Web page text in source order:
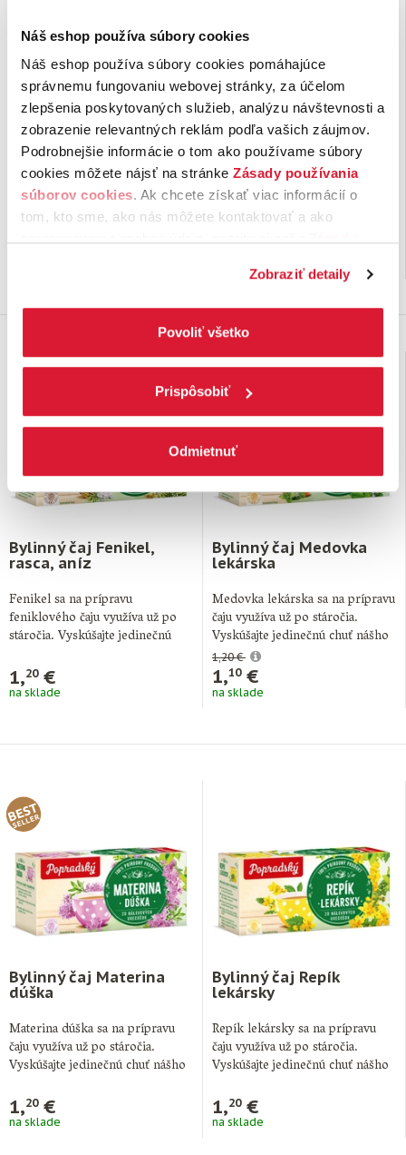
Náš eshop používa súbory cookies
Náš eshop používa súbory cookies pomáhajúce
správnemu fungovaniu webovej stránky, za účelom
zlepšenia poskytovaných služieb, analýzu návštevnosti a
zobrazenie relevantných reklám podľa vašich záujmov.
Podrobnejšie informácie o tom ako používame súbory
cookies môžete nájsť na stránke Zásady používania
súborov cookies. Ak chcete získať viac informácií o
tom, kto sme, ako nás môžete kontaktovať a ako
„Povoliť všetko“ vyjadríte svoj súhlas s používaním
zamietnuť, upravte preferencie kliknutím na tlačítko
Zobraziť detaily
Povoliť všetko
Prispôsobiť
Odmietnuť
Bylinný čaj Žihľava
dvojdomá
Žihľava dvojdomá sa na prípravu
čaju využíva už po stáročia.
Vyskúšajte jedinečnú chuť nášho
Popradského …
1,20€
Bylinný čaj Rumanček
pravý
Rumanček pravý sa na prípravu
čaju využíva už po stáročia.
Vyskúšajte jedinečnú chuť nášho
Popradského …
1,20€
Bylinný čaj Fenikel,
rasca, aníz
Fenikel sa na prípravu
feniklového čaju využíva už po
stáročia. Vyskúšajte jedinečnú
1,20€
na sklade
Bylinný čaj Medovka
lekárska
Medovka lekárska sa na prípravu
čaju využíva už po stáročia.
Vyskúšajte jedinečnú chuť nášho
Popradského …
1,20 €
1,10€
na sklade
Bylinný čaj Materina
dúška
Materina dúška sa na prípravu
čaju využíva už po stáročia.
Vyskúšajte jedinečnú chuť nášho
1,20€
na sklade
Bylinný čaj Repík
lekársky
Repík lekársky sa na prípravu
čaju využíva už po stáročia.
Vyskúšajte jedinečnú chuť nášho
1,20€
na sklade